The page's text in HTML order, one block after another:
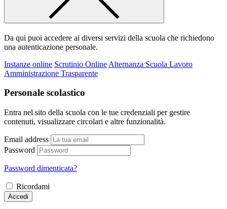
Da qui puoi accedere ai diversi servizi della scuola che richiedono
una autenticazione personale.
Instanze online Scrutinio Online Alternanza Scuola Lavoro
Amministrazione Trasparente
Personale scolastico
Entra nel sito della scuola con le tue credenziali per gestire
contenuti, visualizzare circolari e altre funzionalità.
Email address
Password
Password dimenticata?
Ricordami
Accedi